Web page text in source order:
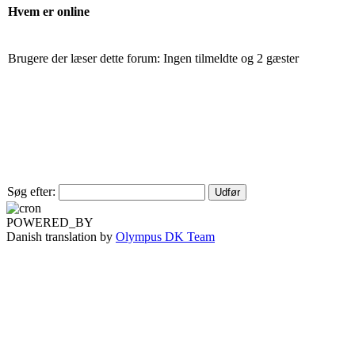
Hvem er online
Brugere der læser dette forum: Ingen tilmeldte og 2 gæster
Søg efter:
POWERED_BY
Danish translation by Olympus DK Team